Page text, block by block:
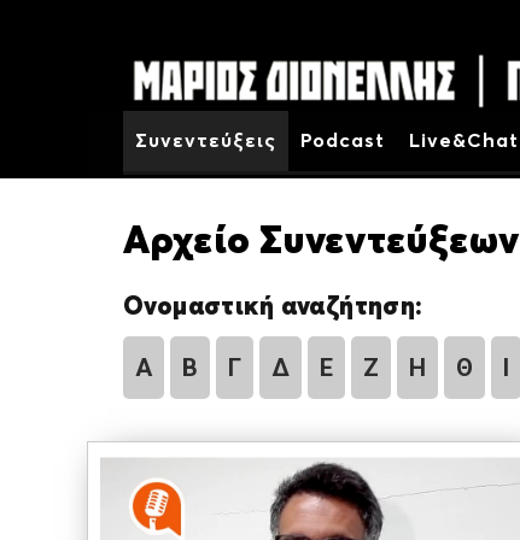
Συνεντεύξεις Podcast Live&Chat
Αρχείο Συνεντεύξεων
Ονομαστική αναζήτηση:
Α Β Γ Δ Ε Ζ Η Θ Ι